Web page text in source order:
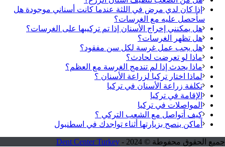
إذا كان لدي مرض في اللثة عندما كانت أسناني موجودة هل
سأحصل عليه مع الغرسات؟
هل يمكنني إخراج الأسنان إذا تم تركيبها على الغرسات؟
هل تظهر الغرسات؟
هل يجب عمل غرسة لكل سن مفقود؟
ماذا لو تعرضت لحادث؟
ماذا يحدث إذا لم تندمج الغرسة مع العظم؟
لماذا اختار تركيا لزراعة الأسنان ؟
تكلفة زراعة الأسنان في تركيا
الإقامة في تركيا
المواصلات في تركيا
كيف أتواصل مع الشعب التركي ؟
أماكن ينصح بزيارتها أثناء تواجدك في اسطنبول
جميع الحقوق محفوطة © 2024 - Dent Center Turkey